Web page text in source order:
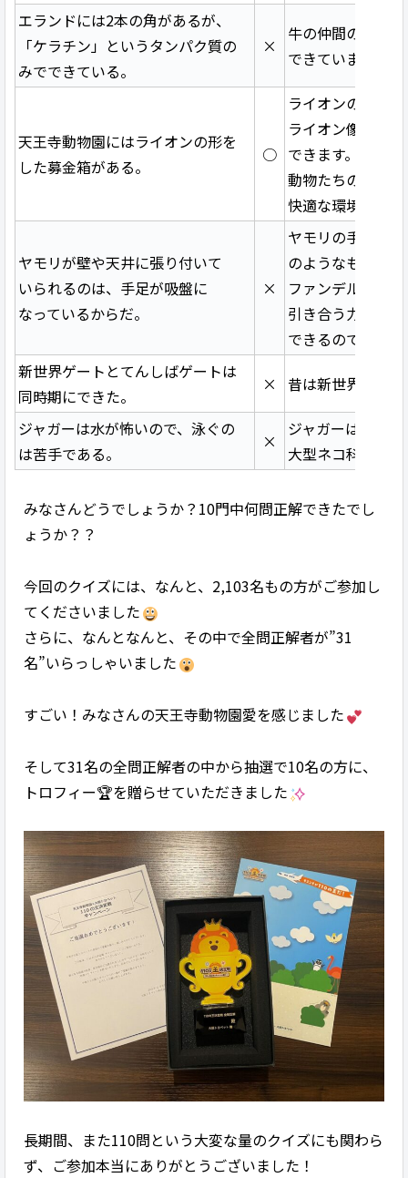
エランドには2本の角があるが、
「ケラチン」というタンパク質の
みでできている。
×
牛の仲間の角は
できています。
天王寺動物園にはライオンの形を
した募金箱がある。
○
ライオンの展示
ライオン像の口
できます。みな
動物たちのおい
快適な環境づく
ヤモリが壁や天井に張り付いて
いられるのは、手足が吸盤に
なっているからだ。
×
ヤモリの手足の
のようなものが
ファンデルワー
引き合う力で壁
できるのです。
新世界ゲートとてんしばゲートは
同時期にできた。
× 昔は新世界ゲー
ジャガーは水が怖いので、泳ぐの
は苦手である。
×
ジャガーは泳ぐ
大型ネコ科の動物
みなさんどうでしょうか？10門中何問正解できたでし
ょうか？？
今回のクイズには、なんと、2,103名もの方がご参加し
てくださいました
さらに、なんとなんと、その中で全問正解者が”31
名”いらっしゃいました
すごい！みなさんの天王寺動物園愛を感じました
そして31名の全問正解者の中から抽選で10名の方に、
トロフィー🏆を贈らせていただきました
長期間、また110問という大変な量のクイズにも関わら
ず、ご参加本当にありがとうございました！